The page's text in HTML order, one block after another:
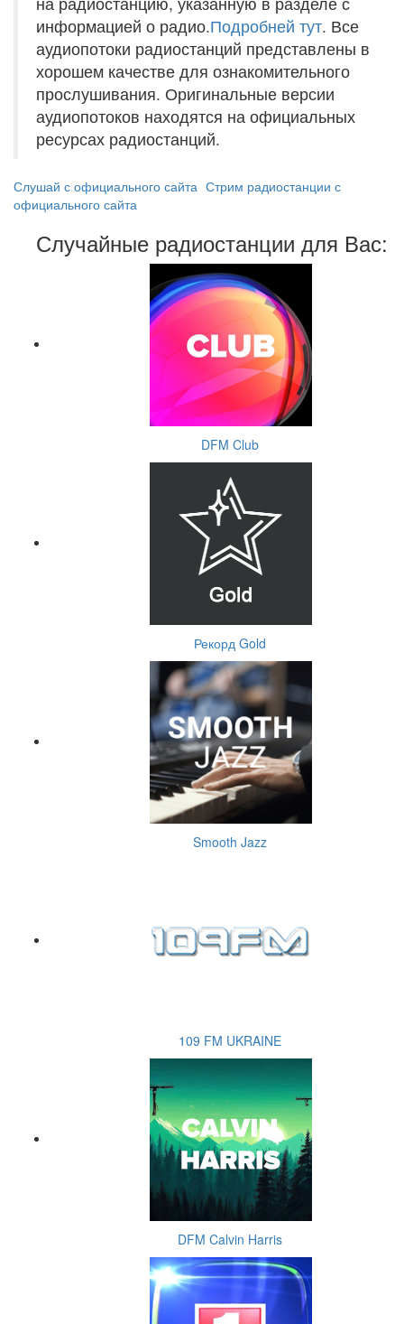
информацией о радио.Подробней тут. Все
аудиопотоки радиостанций представлены в
хорошем качестве для ознакомительного
прослушивания. Оригинальные версии
аудиопотоков находятся на официальных
ресурсах радиостанций.
Слушай с официального сайта Стрим радиостанции с
официального сайта
Случайные радиостанции для Вас:
DFM Club
Рекорд Gold
Smooth Jazz
109 FM UKRAINE
DFM Calvin Harris